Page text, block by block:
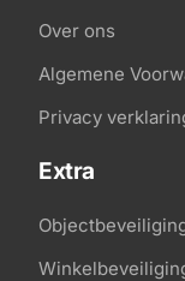
Over ons
Algemene
Privacy
Extra